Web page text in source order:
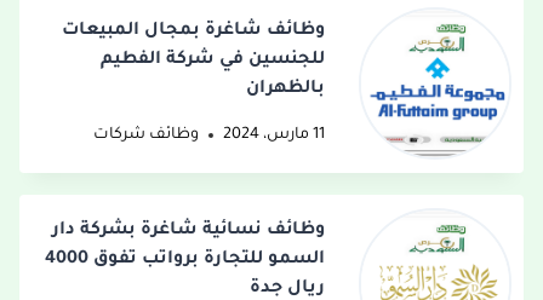
وظائف شاغرة بمجال المبيعات
للجنسين في شركة الفطيم
بالظهران
11 مارس، 2024 وظائف شركات
وظائف نسائية شاغرة بشركة دار
السمو للتجارة برواتب تفوق 4000
ريال جدة